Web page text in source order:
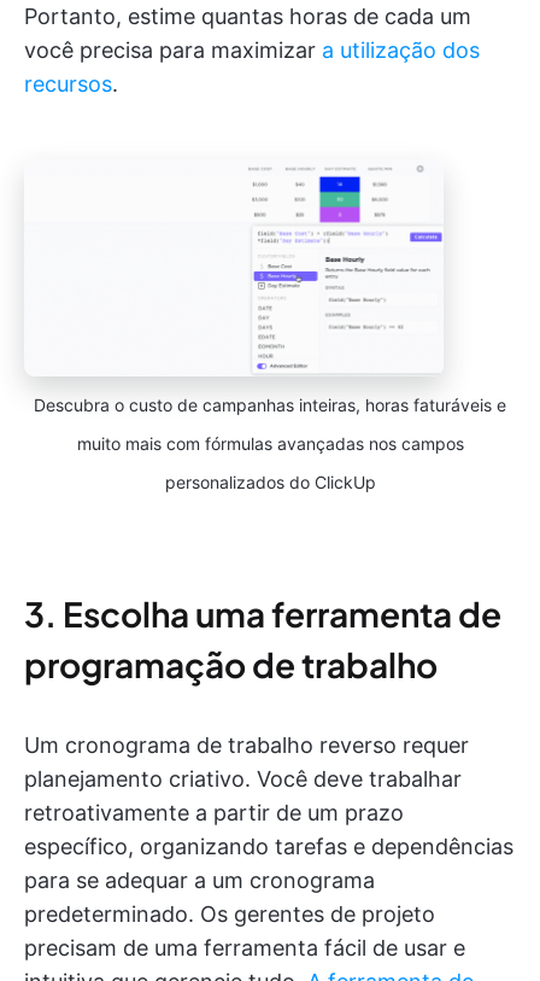
Portanto, estime quantas horas de cada um
você precisa para maximizar a utilização dos
recursos.
Descubra o custo de campanhas inteiras, horas faturáveis e
muito mais com fórmulas avançadas nos campos
personalizados do ClickUp
3. Escolha uma ferramenta de
programação de trabalho
Um cronograma de trabalho reverso requer
planejamento criativo. Você deve trabalhar
retroativamente a partir de um prazo
específico, organizando tarefas e dependências
para se adequar a um cronograma
predeterminado. Os gerentes de projeto
precisam de uma ferramenta fácil de usar e